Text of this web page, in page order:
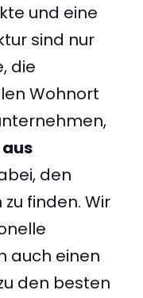
und eine
sind nur
die
Wohnort
den
finden. Wir
auch einen
den besten